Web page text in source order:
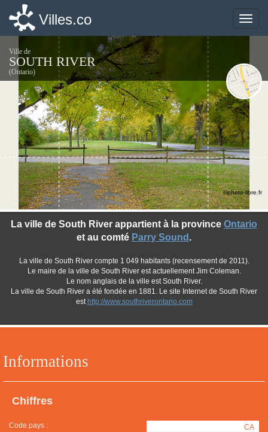
Toggle
Villes.co
Ville de
SOUTH RIVER
(Ontario)
Informations
Chiffres
Code pays : CA
La ville de South River appartient à la province Ontario
et au comté Parry Sound .
La ville de South River compte 1 049 habitants (recensement de 2011).
Le maire de la ville de South River est actuellement Jim Coleman.
Le nom anglais de la ville est South River.
La ville de South River a été fondée en 1881. Le site Internet de South River
est http://www.southriverontario.com
©photo-libre.fr
Toggle
Villes.co